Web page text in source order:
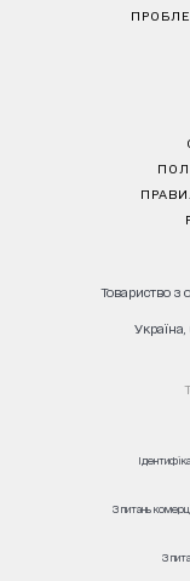
Товариство з
Україна,
З питань
З